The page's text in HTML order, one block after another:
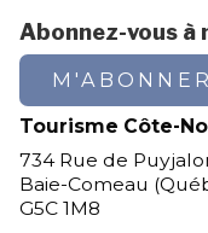
Abonnez-vous
M'ABONNER
Tourisme Côte-
734 Rue de
Baie-Comeau
G5C 1M8